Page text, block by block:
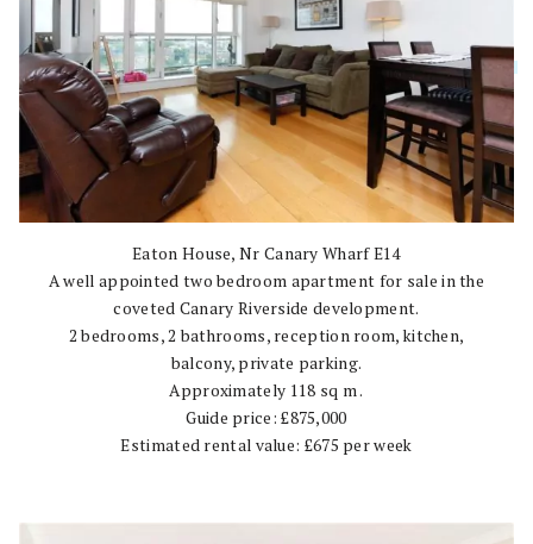
Eaton House, Nr Canary Wharf E14
A well appointed two bedroom apartment for sale in the
coveted Canary Riverside development.
2 bedrooms, 2 bathrooms, reception room, kitchen,
balcony, private parking.
Approximately 118 sq m .
Guide price: £875,000
Estimated rental value: £675 per week